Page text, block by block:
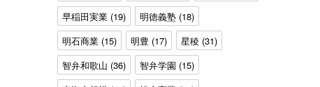
早稲田実業(19) 明徳義塾(18)
明石商業(15) 明豊 (17) 星稜 (31)
智弁和歌山 (36) 智弁学園 (15)